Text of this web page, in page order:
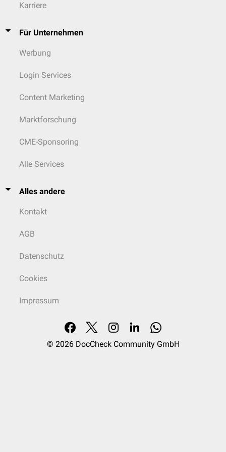
Karriere
Für Unternehmen
Werbung
Login Services
Content Marketing
Marktforschung
CME-Sponsoring
Alle Services
Alles andere
Kontakt
AGB
Datenschutz
Cookies
Impressum
© 2026 DocCheck Community GmbH